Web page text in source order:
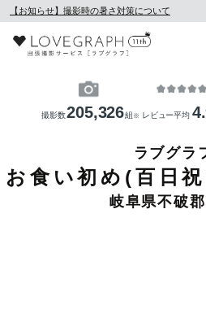
【お知らせ】撮影時の暑さ対策について
撮影数205,326組 ※ レビュー平均
ラブグラ
お食い初め(百日
岐阜県不破